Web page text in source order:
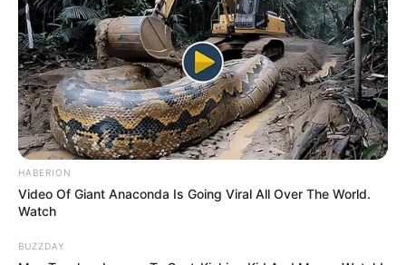
HABERION
Video Of Giant Anaconda Is Going Viral All Over The World.
Watch
BUZZDAY